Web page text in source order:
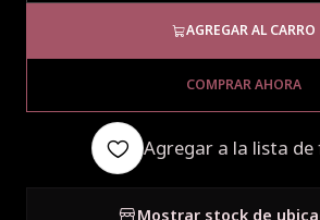
AGREGAR AL CARRO
COMPRAR AHORA
Agregar a la lista
Mostrar stock de